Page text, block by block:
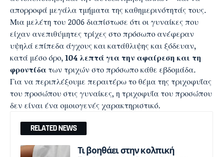
απορροφά μεγάλα τμήματα της καθημερινότητάς τους.
Μια μελέτη του 2006 διαπίστωσε ότι οι γυναίκες που
είχαν ανεπιθύμητες τρίχες στο πρόσωπο ανέφεραν
υψηλά επίπεδα άγχους και κατάθλιψης και ξόδευαν,
κατά μέσο όρο, 104 λεπτά για την αφαίρεση και τη
φροντίδατων τριχών στο πρόσωπο κάθε εβδομάδα.
Για να περιπλέξουμε περαιτέρω το θέμα της τριχοφυΐας
του προσώπου στις γυναίκες, η τριχοφυΐα του προσώπου
δεν είναι ένα ομοιογενές χαρακτηριστικό.
RELATED NEWS
Τι βοηθάει στην κολπική